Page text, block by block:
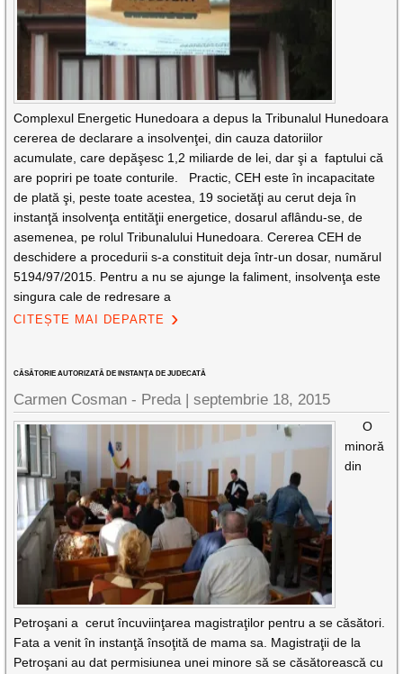
Complexul Energetic Hunedoara a depus la Tribunalul Hunedoara
cererea de declarare a insolvenţei, din cauza datoriilor
acumulate, care depăşesc 1,2 miliarde de lei, dar şi a faptului că
are popriri pe toate conturile. Practic, CEH este în incapacitate
de plată şi, peste toate acestea, 19 societăţi au cerut deja în
instanţă insolvenţa entităţii energetice, dosarul aflându-se, de
asemenea, pe rolul Tribunalului Hunedoara. Cererea CEH de
deschidere a procedurii s-a constituit deja într-un dosar, numărul
5194/97/2015. Pentru a nu se ajunge la faliment, insolvenţa este
singura cale de redresare a
CITEȘTE MAI DEPARTE
CĂSĂTORIE AUTORIZATĂ DE INSTANŢA DE JUDECATĂ
Carmen Cosman - Preda |septembrie 18, 2015
O
minoră
din
Petroşani a cerut încuviinţarea magistraţilor pentru a se căsători.
Fata a venit în instanţă însoţită de mama sa. Magistraţii de la
Petroşani au dat permisiunea unei minore să se căsătorească cu